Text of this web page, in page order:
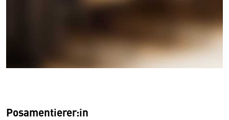
Posamentierer:in
Wir benötigen Ihre Zustimmung
Hier würden wir Ihnen gerne einen externen
und Nutzerverhalten mitunter mit US-